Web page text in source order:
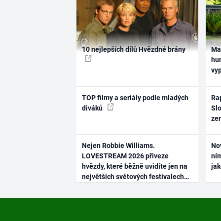
10 nejlepších dílů Hvězdné brány
TOP filmy a seriály podle mladých
diváků
Nejen Robbie Williams.
LOVESTREAM 2026 přiveze
hvězdy, které běžně uvidíte jen na
největších světových festivalech